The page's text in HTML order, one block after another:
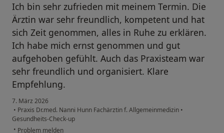
Ich bin sehr zufrieden mit meinem Termin. Die
Ärztin war sehr freundlich, kompetent und hat
sich Zeit genommen, alles in Ruhe zu erklären.
Ich habe mich ernst genommen und gut
aufgehoben gefühlt. Auch das Praxisteam war
sehr freundlich und organisiert. Klare
Empfehlung.
7. März 2026
• Praxis Dr.med. Nanni Hunn Fachärztin f. Allgemeinmedizin •
Gesundheits-Check-up
• Problem melden